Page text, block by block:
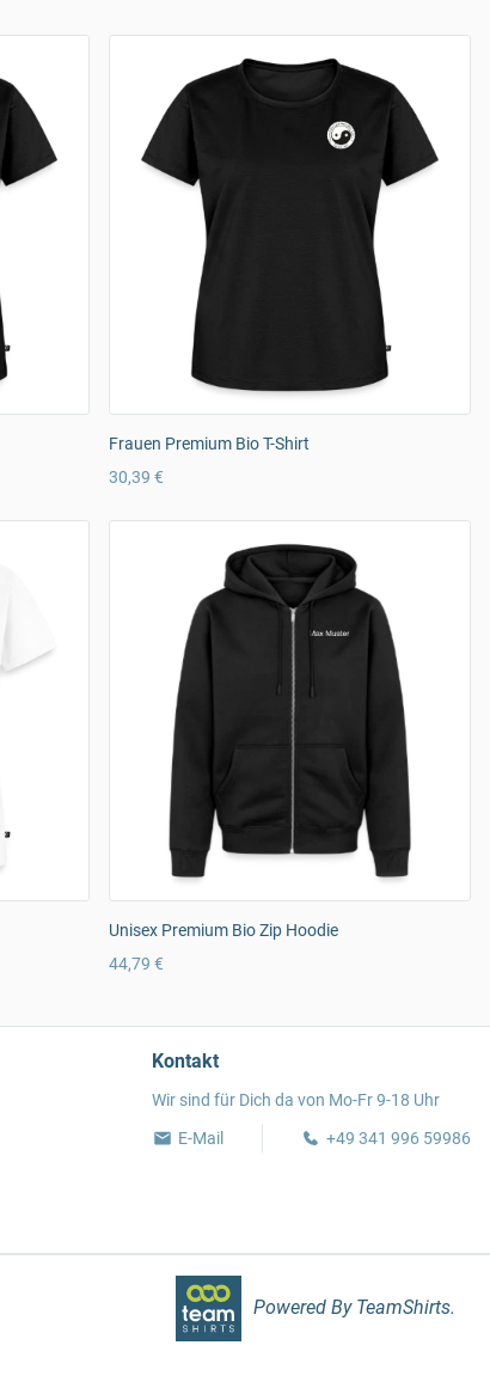
Frauen Premium Bio T-Shirt
30,39 €
Unisex Premium Bio Zip Hoodie
44,79 €
Kontakt
Wir sind für Dich da von Mo-Fr 9-18 Uhr
E-Mail
+49 341 996 59986
Powered By TeamShirts.